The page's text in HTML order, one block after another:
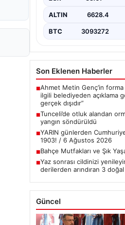
ALTIN 6628.4
BTC 3093272
Son Eklenen Haberler
■Ahmet Metin Genç’in forma
ilgili belediyeden açıklama
gerçek dışıdır”
■Tunceli’de otluk alandan
yangın söndürüldü
■YARIN günlerden
1903! / 6 Ağustos 2026
■Bahçe Mutfakları ve Şık
■Yaz sonrası cildinizi
derilerden arındıran 3
Güncel